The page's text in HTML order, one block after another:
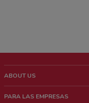
ABOUT US
PARA LAS EMPRESAS